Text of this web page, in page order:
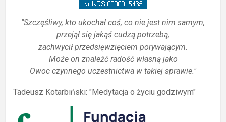
"Szczęśliwy, kto ukochał coś, co nie jest nim samym,
przejął się jakąś cudzą potrzebą,
zachwycił przedsięwzięciem porywającym.
Może on znaleźć radość własną jako
Owoc czynnego uczestnictwa w takiej sprawie."
Tadeusz Kotarbiński: "Medytacja o życiu godziwym"